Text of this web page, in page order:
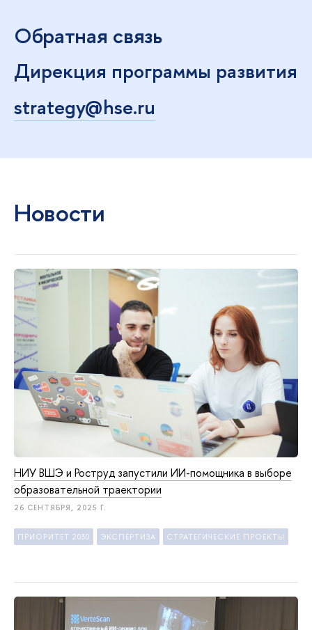
Обратная связь
Дирекция программы развития
strategy@hse.ru
Новости
НИУ ВШЭ и Роструд запустили ИИ-помощника в выборе
образовательной траектории
26 СЕНТЯБРЯ, 2025 Г.
ПРИОРИТЕТ 2030 ЭКСПЕРТИЗА СТРАТЕГИЧЕСКИЕ ПРОЕКТЫ